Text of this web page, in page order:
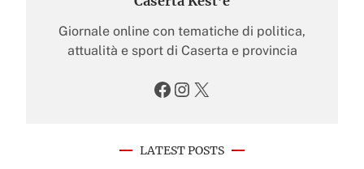
Giornale online con tematiche di politica,
attualità e sport di Caserta e provincia
Facebook Instagram X
LATEST POSTS